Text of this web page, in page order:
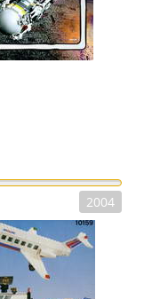
2004